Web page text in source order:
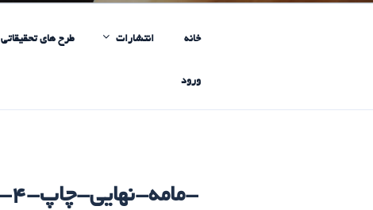
خانه انتشارات طرح های تحقیقاتی
ورود
-مامه-نهایی-چاپ-4-5-99